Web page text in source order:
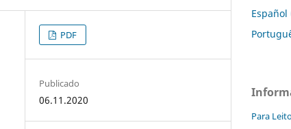
PDF
Publicado
06.11.2020
Español
Para